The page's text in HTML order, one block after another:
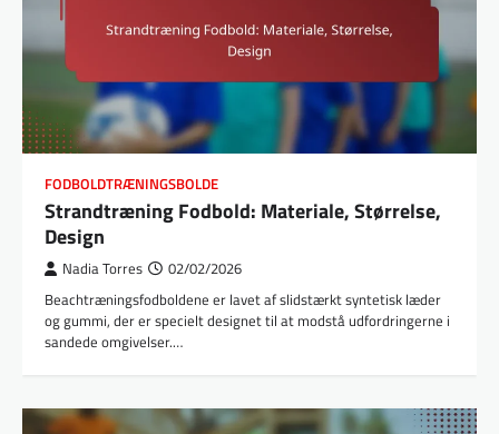
FODBOLDTRÆNINGSBOLDE
Strandtræning Fodbold: Materiale, Størrelse,
Design
Nadia Torres 02/02/2026
Beachtræningsfodboldene er lavet af slidstærkt syntetisk læder
og gummi, der er specielt designet til at modstå udfordringerne i
sandede omgivelser.…